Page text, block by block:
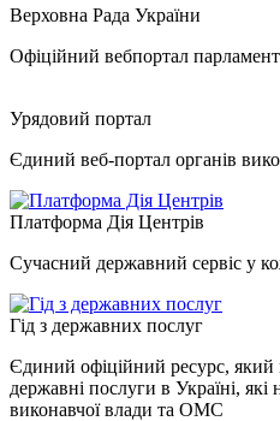
Верховна Рада України
Офіційний вебпортал
Урядовий портал
Єдиний веб-портал органів
Платформа Дія Центрів
Сучасний державний сервіс у
Гід з державних послуг
Єдиний офіційний ресурс, який
державні послуги в Україні,
виконавчої влади та ОМС